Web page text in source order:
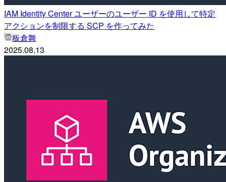
IAM Identity Center ユーザーのユーザー ID を使用して特定
アクションを制限する SCP を作ってみた
板倉舞
2025.08.13